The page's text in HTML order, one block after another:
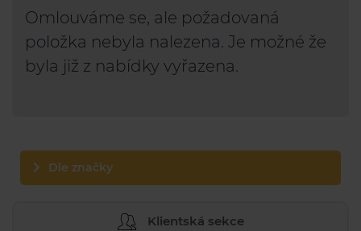
Omlouváme se, ale požadovaná
položka nebyla nalezena. Je možné že
byla již z nabídky vyřazena.
Dle značky
Klientská sekce